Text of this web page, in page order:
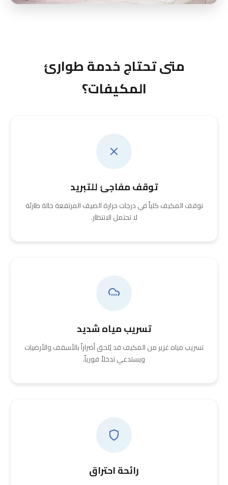
متى تحتاج خدمة طوارئ
المكيفات؟
توقف مفاجئ للتبريد
توقف المكيف كلياً في درجات حرارة الصيف المرتفعة حالة طارئة
لا تحتمل الانتظار.
تسريب مياه شديد
تسريب مياه غزير من المكيف قد يُلحق أضراراً بالأسقف والأرضيات
ويستدعي تدخلاً فورياً.
رائحة احتراق